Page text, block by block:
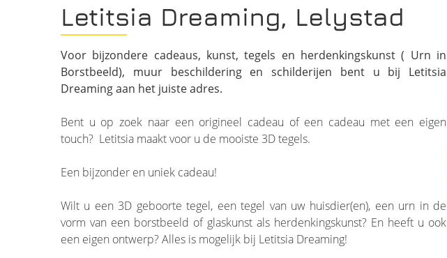
Letitsia Dreaming, Lelystad
Voor bijzondere cadeaus, kunst, tegels en herdenkingskunst ( Urn in
Borstbeeld), muur beschildering en schilderijen bent u bij Letitsia
Dreaming aan het juiste adres.
Bent u op zoek naar een origineel cadeau of een cadeau met een eigen
touch? Letitsia maakt voor u de mooiste 3D tegels.
Een bijzonder en uniek cadeau!
Wilt u een 3D geboorte tegel, een tegel van uw huisdier(en), een urn in de
vorm van een borstbeeld of glaskunst als herdenkingskunst? En heeft u ook
een eigen ontwerp? Alles is mogelijk bij Letitsia Dreaming!